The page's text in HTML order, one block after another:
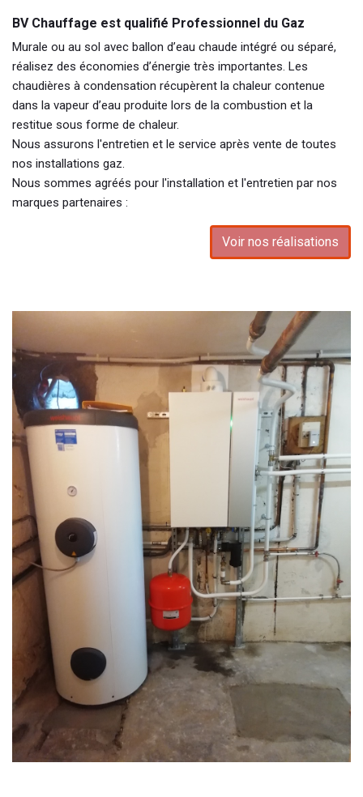
BV Chauffage est qualifié Professionnel du Gaz
Murale ou au sol avec ballon d’eau chaude intégré ou séparé,
réalisez des économies d’énergie très importantes. Les
chaudières à condensation récupèrent la chaleur contenue
dans la vapeur d’eau produite lors de la combustion et la
restitue sous forme de chaleur.
Nous assurons l'entretien et le service après vente de toutes
nos installations gaz.
Nous sommes agréés pour l'installation et l'entretien par nos
marques partenaires :
Voir nos réalisations